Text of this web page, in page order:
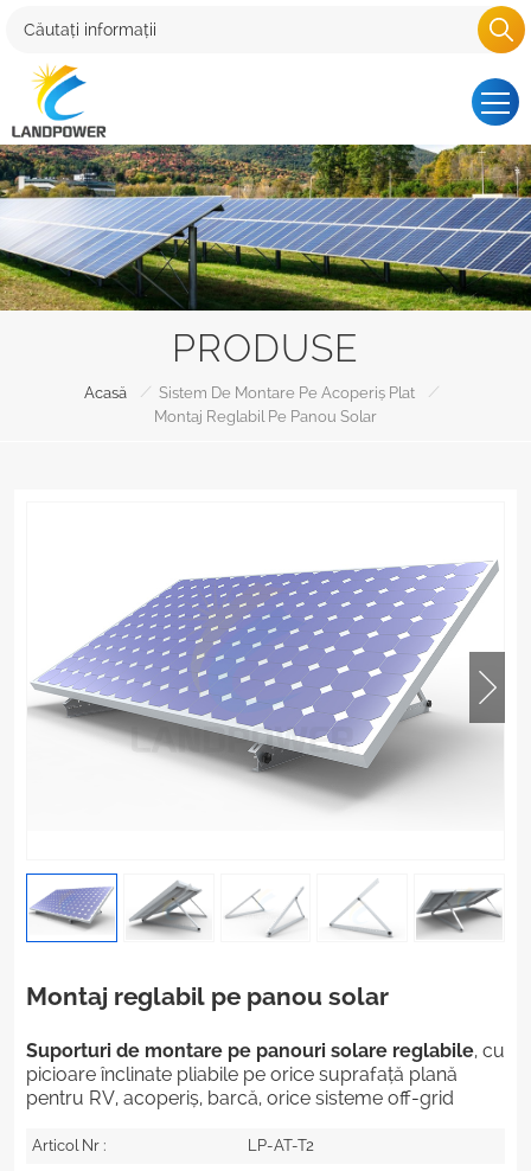
PRODUSE
Acasă / Sistem De Montare Pe Acoperiș Plat
/
Montaj Reglabil Pe Panou Solar
Montaj reglabil pe panou solar
Suporturi de montare pe panouri solare reglabile, cu
picioare înclinate pliabile pe orice suprafață plană
pentru RV, acoperiș, barcă, orice sisteme off-grid
Articol Nr :
LP-AT-T2